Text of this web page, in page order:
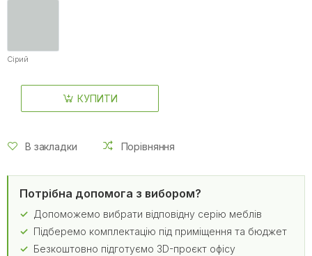
Сірий
КУПИТИ
В закладки Порівняння
Потрібна допомога з вибором?
Допоможемо вибрати відповідну серію меблів
Підберемо комплектацію під приміщення та бюджет
Безкоштовно підготуємо 3D-проєкт офісу